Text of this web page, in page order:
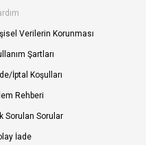
Verilerin Korunması
Şartları
İptal Koşulları
Rehberi
Sorulan Sorular
İade